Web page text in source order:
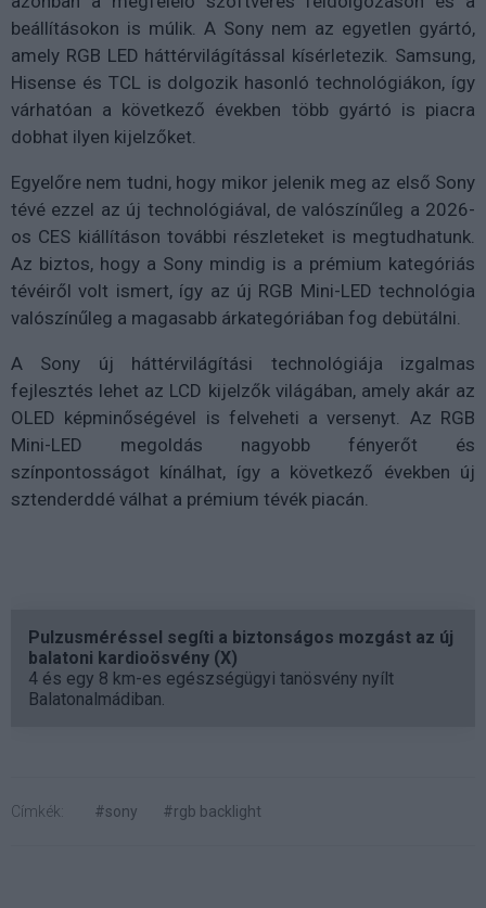
beállításokon is múlik. A Sony nem az egyetlen gyártó,
amely RGB LED háttérvilágítással kísérletezik. Samsung,
Hisense és TCL is dolgozik hasonló technológiákon, így
várhatóan a következő években több gyártó is piacra
dobhat ilyen kijelzőket.
Egyelőre nem tudni, hogy mikor jelenik meg az első Sony
tévé ezzel az új technológiával, de valószínűleg a 2026-
os CES kiállításon további részleteket is megtudhatunk.
Az biztos, hogy a Sony mindig is a prémium kategóriás
tévéiről volt ismert, így az új RGB Mini-LED technológia
valószínűleg a magasabb árkategóriában fog debütálni.
A Sony új háttérvilágítási technológiája izgalmas
fejlesztés lehet az LCD kijelzők világában, amely akár az
OLED képminőségével is felveheti a versenyt. Az RGB
Mini-LED megoldás nagyobb fényerőt és
színpontosságot kínálhat, így a következő években új
sztenderddé válhat a prémium tévék piacán.
Pulzusméréssel segíti a biztonságos mozgást az új
balatoni kardioösvény (X)
4 és egy 8 km-es egészségügyi tanösvény nyílt
Balatonalmádiban.
Címkék: #sony #rgb backlight